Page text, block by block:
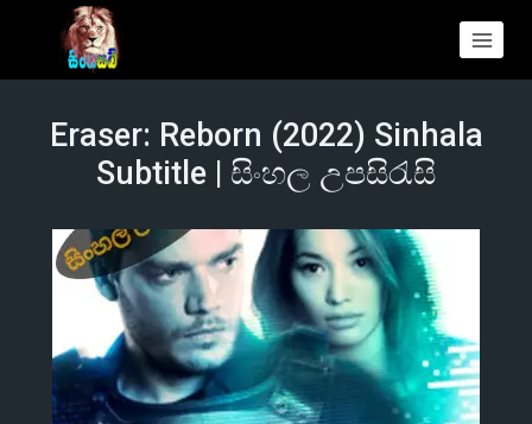
Eraser: Reborn (2022) Sinhala
Subtitle | සිංහල උපසිරැසි